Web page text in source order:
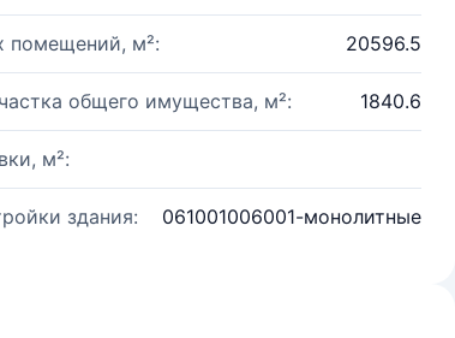
м²: 20596.5
общего имущества, м²: 1840.6
м²:
здания: 061001006001-монолитные